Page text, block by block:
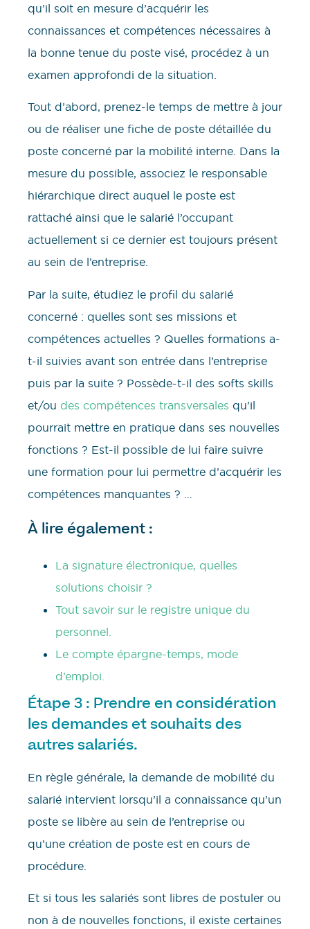
qu’il soit en mesure d’acquérir les
connaissances et compétences nécessaires à
la bonne tenue du poste visé, procédez à un
examen approfondi de la situation.
Tout d’abord, prenez-le temps de mettre à jour
ou de réaliser une fiche de poste détaillée du
poste concerné par la mobilité interne. Dans la
mesure du possible, associez le responsable
hiérarchique direct auquel le poste est
rattaché ainsi que le salarié l’occupant
actuellement si ce dernier est toujours présent
au sein de l’entreprise.
Par la suite, étudiez le profil du salarié
concerné : quelles sont ses missions et
compétences actuelles ? Quelles formations a-
t-il suivies avant son entrée dans l’entreprise
puis par la suite ? Possède-t-il des softs skills
et/ou des compétences transversales qu’il
pourrait mettre en pratique dans ses nouvelles
fonctions ? Est-il possible de lui faire suivre
une formation pour lui permettre d’acquérir les
compétences manquantes ? …
À lire également :
La signature électronique, quelles
solutions choisir ?
Tout savoir sur le registre unique du
personnel.
Le compte épargne-temps, mode
d’emploi.
Étape 3 : Prendre en considération
les demandes et souhaits des
autres salariés.
En règle générale, la demande de mobilité du
salarié intervient lorsqu’il a connaissance qu’un
poste se libère au sein de l’entreprise ou
qu’une création de poste est en cours de
procédure.
Et si tous les salariés sont libres de postuler ou
non à de nouvelles fonctions, il existe certaines